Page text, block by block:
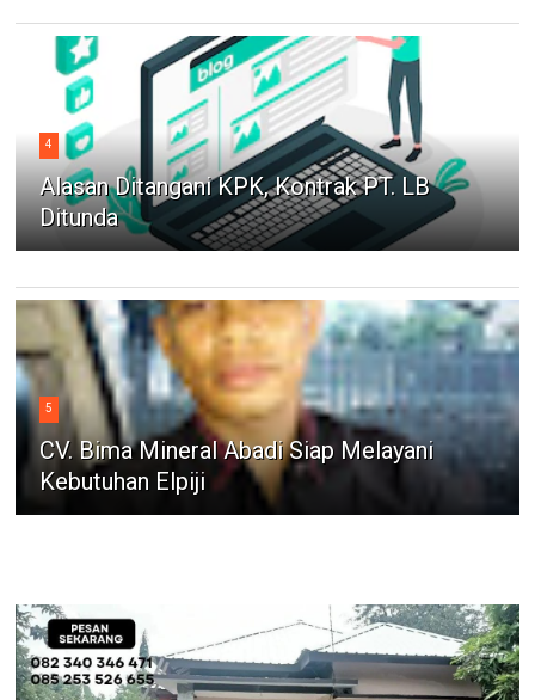
4
Alasan Ditangani KPK, Kontrak PT. LB
Ditunda
5
CV. Bima Mineral Abadi Siap Melayani
Kebutuhan Elpiji